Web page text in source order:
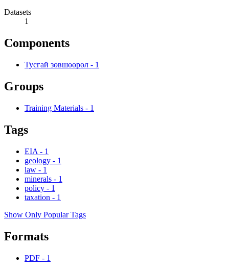
Datasets
1
Components
Тусгай зөвшөөрөл - 1
Groups
Training Materials - 1
Tags
EIA - 1
geology - 1
law - 1
minerals - 1
policy - 1
taxation - 1
Show Only Popular Tags
Formats
PDF - 1